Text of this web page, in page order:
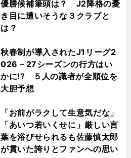
優勝候補筆頭は？ J2降格の憂
き目に遭いそうな３クラブと
は？
秋春制が導入されたJ1リーグ2
026－27シーズンの行方はい
かに!? ５人の識者が全順位を
大胆予想
「お前がラクして生意気だな」
「あいつ若いくせに」厳しい言
葉を浴びせられるも佐藤慎太郎
が貫いた誇りとファンへの思い